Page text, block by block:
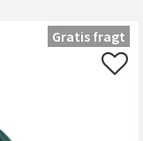
Gratis fragt